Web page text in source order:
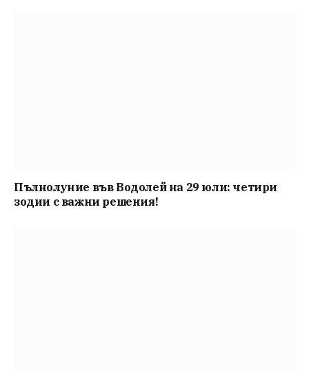
Пълнолуние във Водолей на 29 юли: четири
зодии с важни решения!